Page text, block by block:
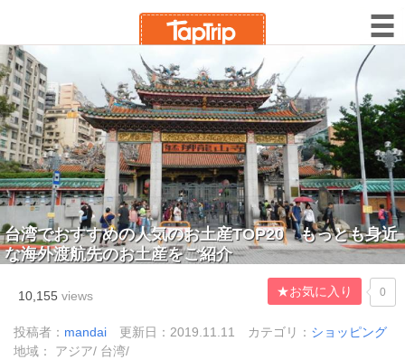
台湾でおすすめの人気のお土産TOP20 もっとも身近
な海外渡航先のお土産をご紹介
10,155 views ★お気に入り 0
投稿者： mandai 更新日：2019.11.11 カテゴリ： ショッピング
地域： アジア/ 台湾/